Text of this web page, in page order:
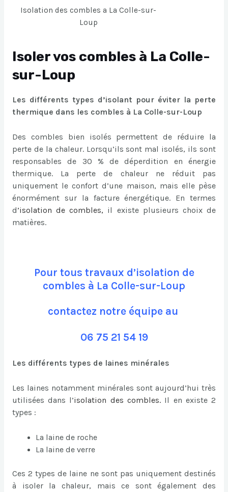
Isolation des combles a La Colle-sur-
Loup
Isoler vos combles à La Colle-
sur-Loup
Les différents types d’isolant pour éviter la perte
thermique dans les combles à La Colle-sur-Loup
Des combles bien isolés permettent de réduire la
perte de la chaleur. Lorsqu’ils sont mal isolés, ils sont
responsables de 30 % de déperdition en énergie
thermique. La perte de chaleur ne réduit pas
uniquement le confort d’une maison, mais elle pèse
énormément sur la facture énergétique. En termes
d’isolation de combles, il existe plusieurs choix de
matières.
Pour tous travaux d’isolation de
combles à La Colle-sur-Loup
contactez notre équipe au
06 75 21 54 19
Les différents types de laines minérales
Les laines notamment minérales sont aujourd’hui très
utilisées dans l’isolation des combles. Il en existe 2
types :
La laine de roche
La laine de verre
Ces 2 types de laine ne sont pas uniquement destinés
à isoler la chaleur, mais ce sont également des